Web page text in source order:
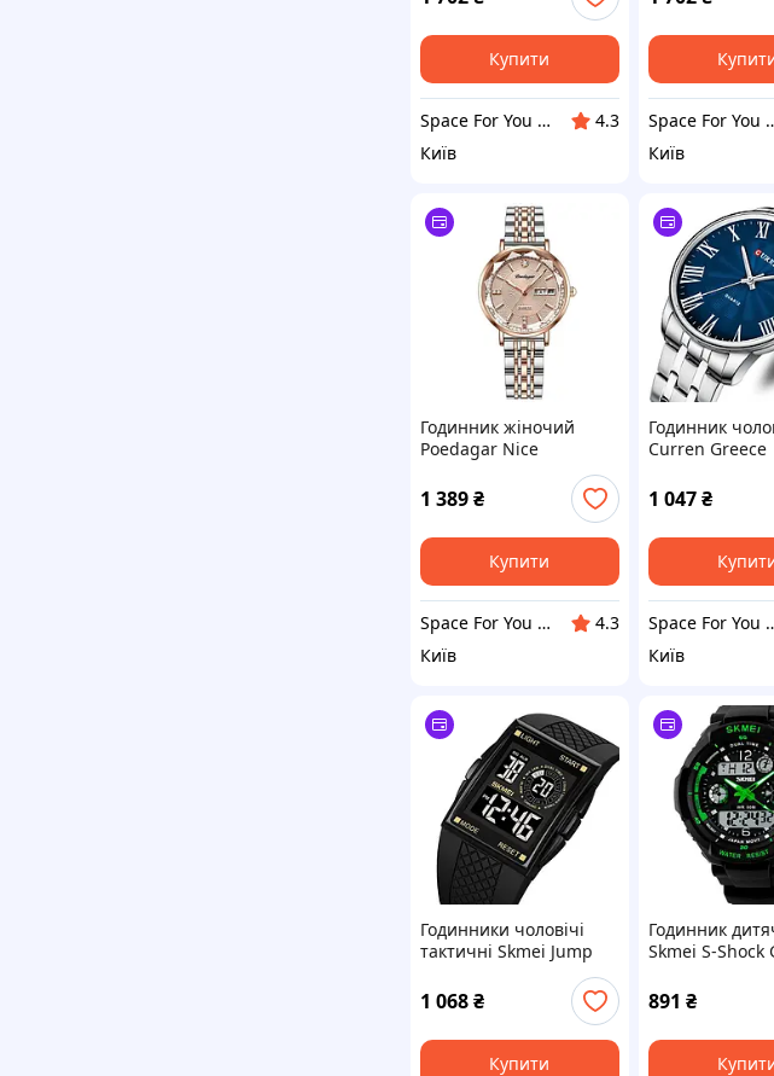
Купити
Space For You UA - STORE
4.3
Київ
Space For
Київ
Годинник жіночий
Poedagar Nice
1 389₴
Купити
Space For You UA - STORE
4.3
Київ
Годинник
Curren Greece
1 047₴
Space For
Київ
Годинники чоловічі
тактичні Skmei Jump
1 068₴
Купити
Годинник
Skmei S-Shock
0931для дітей
років
891 ₴